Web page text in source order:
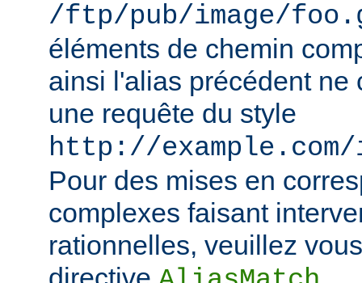
/ftp/pub/image/
éléments de chemin
ainsi l'alias précédent ne
une requête du style
http://
Pour des mises en
complexes faisant
rationnelles, veuillez